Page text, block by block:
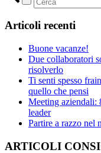
Articoli recenti
Buone vacanze!
Due collaboratori
risolverlo
Ti senti spesso
quello che pensi
Meeting aziendali:
leader
Partire a razzo nel
ARTICOLI